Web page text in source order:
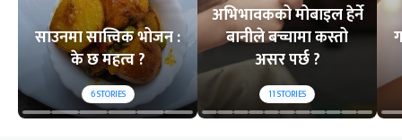
साउनमा सात्त्विक भोजन :
के छ महत्व ?
6STORIES
अभिभावकको मोबाइल हेर्ने
बानीले बच्चामा कस्तो
असर पर्छ ?
11STORIES